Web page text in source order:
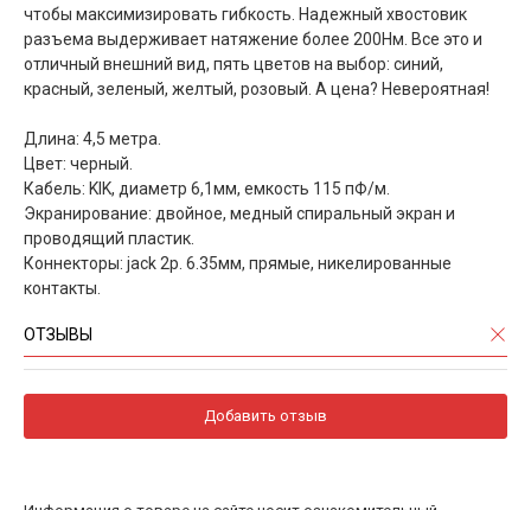
чтобы максимизировать гибкость. Надежный хвостовик
разъема выдерживает натяжение более 200Нм. Все это и
отличный внешний вид, пять цветов на выбор: синий,
красный, зеленый, желтый, розовый. А цена? Невероятная!
Длина: 4,5 метра.
Цвет: черный.
Кабель: KIK, диаметр 6,1мм, емкость 115 пФ/м.
Экранирование: двойное, медный спиральный экран и
проводящий пластик.
Коннекторы: jack 2p. 6.35мм, прямые, никелированные
контакты.
ОТЗЫВЫ
Добавить отзыв